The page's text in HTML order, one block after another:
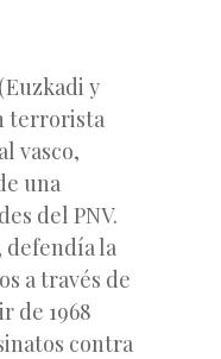
y
terrorista
vasco,
una
del PNV.
defendía la
a través de
de 1968
contra